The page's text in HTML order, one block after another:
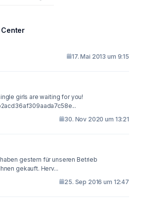
17. Mai 2013 um 9:15
girls are waiting for you!
30. Nov 2020 um 13:21
gestern für unseren Betrieb
gekauft. Herv...
25. Sep 2016 um 12:47